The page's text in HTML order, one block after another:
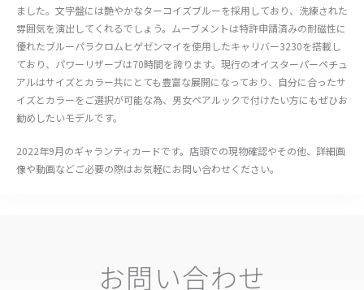
ました。文字盤には艶やかなターコイズブルーを採用しており、洗練された
雰囲気を演出してくれるでしょう。ムーブメントは特許申請済みの耐磁性に
優れたブルーパラクロムヒゲゼンマイを使用したキャリバー3230を搭載し
ており、パワーリザーブは70時間を誇ります。現行のオイスターパーペチュ
アルはサイズとカラー共にとても豊富な展開になっており、自分に合ったサ
イズとカラーをご選択が可能な為、男女ペアルックで付けたい方にもぜひお
勧めしたいモデルです。
2022年9月のギャランティカードです。店頭での現物確認やその他、詳細画
像や動画などご必要の際はお気軽にお問い合わせください。
お問い合わせ